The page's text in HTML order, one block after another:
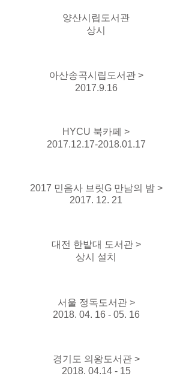
양산시립도서관
상시
아산송곡시립도서관 >
2017.9.16
HYCU 북카페 >
2017.12.17-2018.01.17
2017 민음사 브릿G 만남의 밤 >
2017. 12. 21
대전 한밭대 도서관 >
상시 설치
서울 정독도서관 >
2018. 04. 16 - 05. 16
경기도 의왕도서관 >
2018. 04.14 - 15